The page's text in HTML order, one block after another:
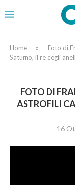
Home »
Foto di
Saturno, il re degli
FOTO DI
ASTROFILI
16